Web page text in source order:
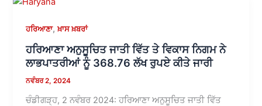
ਹਰਿਆਣਾ,ਖ਼ਾਸ ਖ਼ਬਰਾਂ
ਹਰਿਆਣਾ ਅਨੁਸੂਚਿਤ ਜਾਤੀ ਵਿੱਤ ਤੇ ਵਿਕਾਸ ਨਿਗਮ ਨੇ
ਲਾਭਪਾਤਰੀਆਂ ਨੂੰ 368.76 ਲੱਖ ਰੁਪਏ ਕੀਤੇ ਜਾਰੀ
ਨਵੰਬਰ 2, 2024
ਚੰਡੀਗੜ੍ਹ, 2 ਨਵੰਬਰ 2024: ਹਰਿਆਣਾ ਅਨੁਸੂਚਿਤ ਜਾਤੀ ਵਿੱਤ